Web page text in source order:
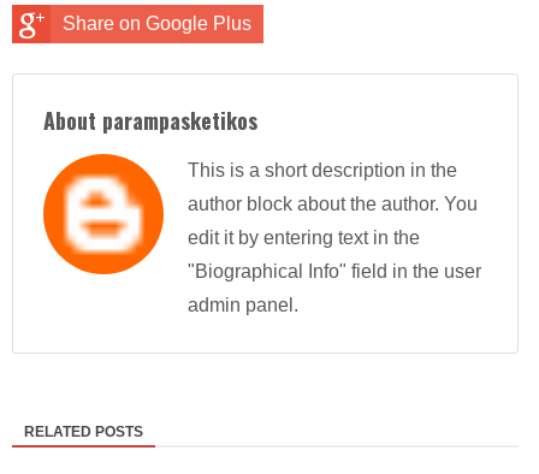
Share on Google Plus
About parampasketikos
This is a short description in the
author block about the author. You
edit it by entering text in the
"Biographical Info" field in the user
admin panel.
RELATED POSTS